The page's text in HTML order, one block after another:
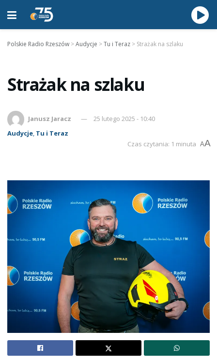
Polskie Radio Rzeszów >Audycje >Tu i Teraz > Strażak na szlaku
Strażak na szlaku
Janusz Jaracz
25 lutego 2025 - 10:40
Audycje, Tu i Teraz
Czas czytania: 1 minuta AA